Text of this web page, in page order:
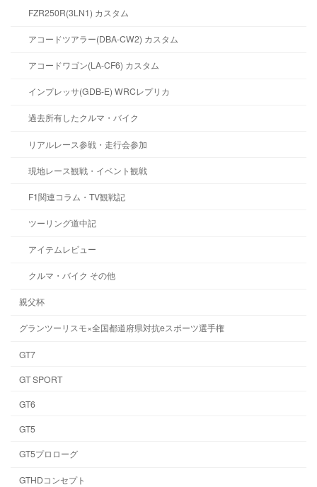
FZR250R(3LN1) カスタム
アコードツアラー(DBA-CW2) カスタム
アコードワゴン(LA-CF6) カスタム
インプレッサ(GDB-E) WRCレプリカ
過去所有したクルマ・バイク
リアルレース参戦・走行会参加
現地レース観戦・イベント観戦
F1関連コラム・TV観戦記
ツーリング道中記
アイテムレビュー
クルマ・バイク その他
親父杯
グランツーリスモ×全国都道府県対抗eスポーツ選手権
GT7
GT SPORT
GT6
GT5
GT5プロローグ
GTHDコンセプト